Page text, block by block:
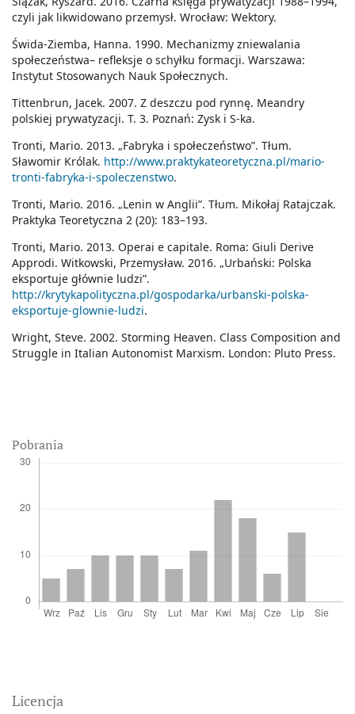
Pobrania
czyli jak likwidowano przemysł. Wrocław: Wektory.
Świda-Ziemba, Hanna. 1990. Mechanizmy zniewalania
społeczeństwa– refleksje o schyłku formacji. Warszawa:
Instytut Stosowanych Nauk Społecznych.
Tittenbrun, Jacek. 2007. Z deszczu pod rynnę. Meandry
polskiej prywatyzacji. T. 3. Poznań: Zysk i S-ka.
Tronti, Mario. 2013. „Fabryka i społeczeństwo”. Tłum.
Sławomir Królak. http://www.praktykateoretyczna.pl/mario-
tronti-fabryka-i-spoleczenstwo.
Tronti, Mario. 2016. „Lenin w Anglii”. Tłum. Mikołaj Ratajczak.
Praktyka Teoretyczna 2 (20): 183–193.
Tronti, Mario. 2013. Operai e capitale. Roma: Giuli Derive
Approdi. Witkowski, Przemysław. 2016. „Urbański: Polska
eksportuje głównie ludzi”.
http://krytykapolityczna.pl/gospodarka/urbanski-polska-
eksportuje-glownie-ludzi.
Wright, Steve. 2002. Storming Heaven. Class Composition and
Struggle in Italian Autonomist Marxism. London: Pluto Press.
Licencja